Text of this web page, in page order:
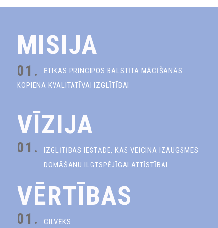
MISIJA
01.
ĒTIKAS PRINCIPOS BALSTĪTA MĀCĪŠANĀS
KOPIENA KVALITATĪVAI IZGLĪTĪBAI
VĪZIJA
01.
IZGLĪTĪBAS IESTĀDE, KAS VEICINA IZAUGSMES
DOMĀŠANU ILGTSPĒJĪGAI ATTĪSTĪBAI
VĒRTĪBAS
01. CILVĒKS